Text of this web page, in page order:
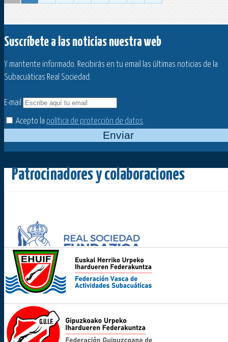
Suscríbete a las noticias nuestra web
Y mantente informado. Recibirás en tu email las últimas noticias de la
Subacuáticas Real Sociedad.
E-mail
Acepto la política de protección de datos.
Enviar
Patrocinadores y colaboraciones